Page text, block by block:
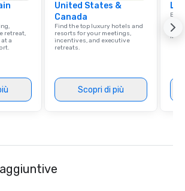
retreat,
a
United States &
Canada
Find the top luxury hotels and
resorts for your meetings,
incentives, and executive
retreats.
Scopri di più